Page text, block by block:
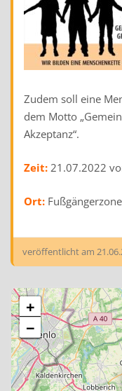
Zudem soll eine
dem Motto
Akzeptanz“.
Zeit: 21.07.2022
Ort:
veröffentlicht am
+
−